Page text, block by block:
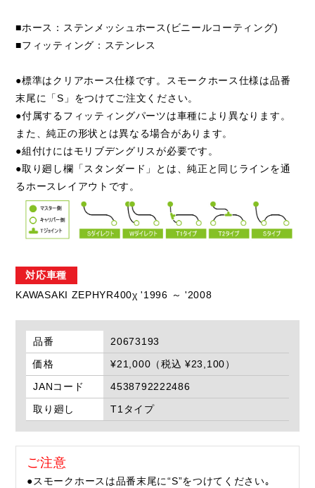
■ホース：ステンメッシュホース(ビニールコーティング)
■フィッティング：ステンレス
●標準はクリアホース仕様です。スモークホース仕様は品番
末尾に「S」をつけてご注文ください。
●付属するフィッティングパーツは車種により異なります。
また、純正の形状とは異なる場合があります。
●組付けにはモリブデングリスが必要です。
●取り廻し欄「スタンダード」とは、純正と同じラインを通
るホースレイアウトです。
対応車種
KAWASAKI ZEPHYR400χ '1996 ～ '2008
品番
20673193
価格
¥21,000（税込 ¥23,100）
JANコード
4538792222486
取り廻し
T1タイプ
ご注意
●スモークホースは品番末尾に“S”をつけてください｡